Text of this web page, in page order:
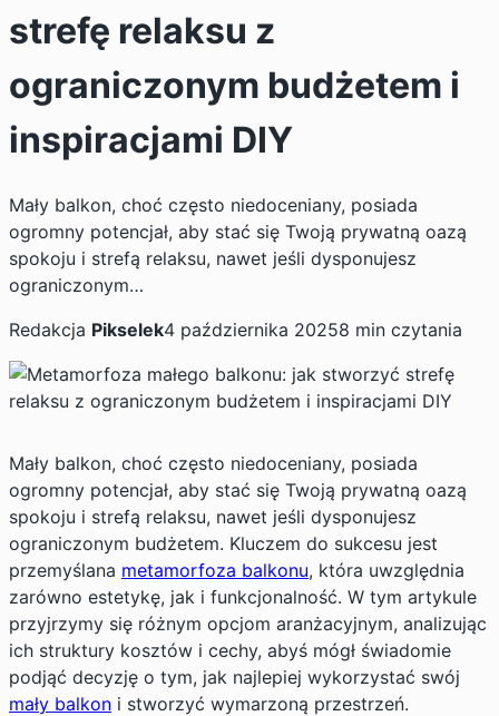
strefę relaksu z
ograniczonym budżetem i
inspiracjami DIY
Mały balkon, choć często niedoceniany, posiada
ogromny potencjał, aby stać się Twoją prywatną oazą
spokoju i strefą relaksu, nawet jeśli dysponujesz
ograniczonym…
Redakcja Pikselek4 października 20258 min czytania
Mały balkon, choć często niedoceniany, posiada
ogromny potencjał, aby stać się Twoją prywatną oazą
spokoju i strefą relaksu, nawet jeśli dysponujesz
ograniczonym budżetem. Kluczem do sukcesu jest
przemyślana metamorfoza balkonu, która uwzględnia
zarówno estetykę, jak i funkcjonalność. W tym artykule
przyjrzymy się różnym opcjom aranżacyjnym, analizując
ich struktury kosztów i cechy, abyś mógł świadomie
podjąć decyzję o tym, jak najlepiej wykorzystać swój
mały balkon i stworzyć wymarzoną przestrzeń.